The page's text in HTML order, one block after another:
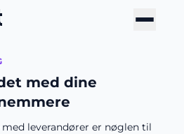
med dine
leverandører er nøglen til